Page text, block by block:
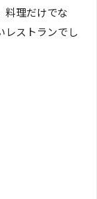
料理だけでな
レストランでし